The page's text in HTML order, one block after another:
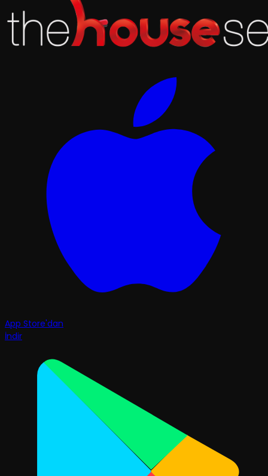
App Store'dan
İndir